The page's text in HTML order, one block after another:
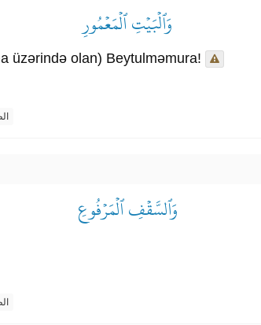
وَٱلۡبَيۡتِ ٱلۡمَعۡمُورِ
üzərində olan) Beytulməmura!
وَٱلسَّقۡفِ ٱلۡمَرۡفُوعِ